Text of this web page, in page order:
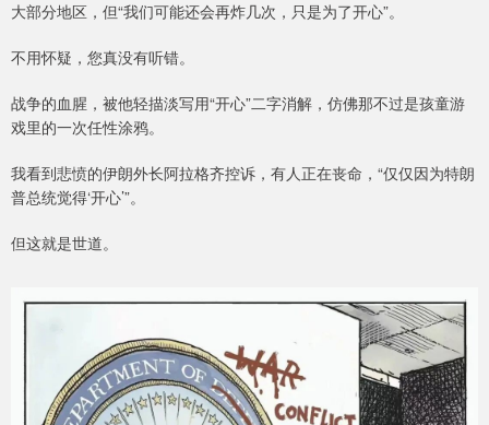
大部分地区，但“我们可能还会再炸几次，只是为了开心”。
不用怀疑，您真没有听错。
战争的血腥，被他轻描淡写用“开心”二字消解，仿佛那不过是孩童游
戏里的一次任性涂鸦。
我看到悲愤的伊朗外长阿拉格齐控诉，有人正在丧命，“仅仅因为特朗
普总统觉得‘开心’”。
但这就是世道。